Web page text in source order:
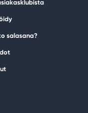
salasana?